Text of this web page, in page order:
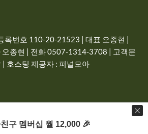
록번호 110-20-21523 | 대표 오종현 |
오종현 | 전화 0507-1314-3708 | 고객문
| 호스팅 제공자 : 퍼널모아
구 멤버십 월 12,000 🎉